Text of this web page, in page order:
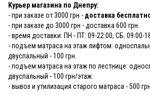
Курьер магазина по Днепру:
- при заказе от 3000 грн - доставка
- при заказе до 3000 грн - доставка 600 грн
- время доставки: ПН - ПТ: 09-22:00, СБ: 09:00-
- подъем матраса на этаж лифтом:
двуспальный - 100 грн.
- подъем матраса на этаж по лестнице:
двуспальный - 100 грн/этаж.
- вывоз и утилизация старого матраса - 500